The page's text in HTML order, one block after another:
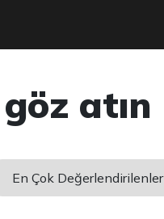
atın
En Çok Değerlendirilenler